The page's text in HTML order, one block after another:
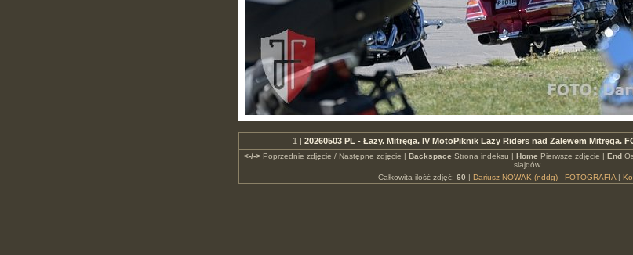
1 | 20260503 PL - Łazy. Mitręga. IV MotoPiknik Lazy Riders nad Zalewem Mitręga.
<-/->Poprzednie zdjęcie / Następne zdjęcie | Backspace Strona indeksu | Home Pierwsze zdjęcie | End
slajdów
Całkowita ilość zdjęć: 60 | Dariusz NOWAK (nddg) - FOTOGRAFIA|